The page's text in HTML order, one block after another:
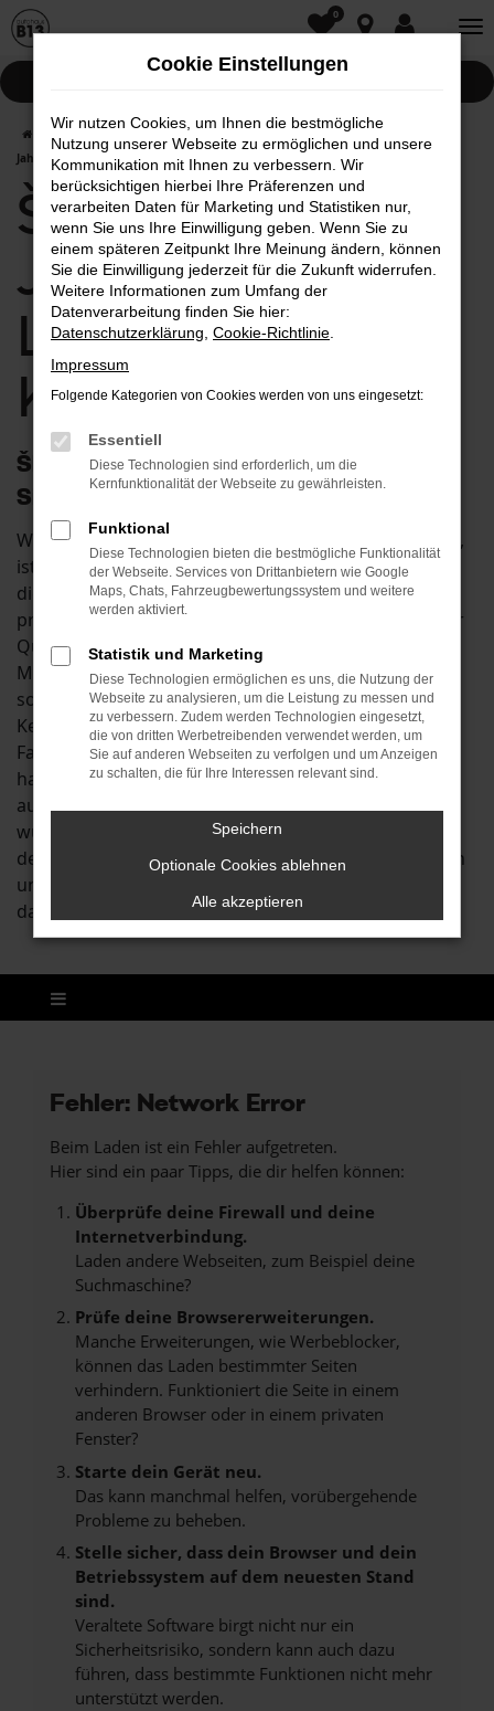
Zum
0
Škoda
Škoda Octavia
Jahreswagen mit Lieferservice nach Kelheim
Škoda Octavia
Jahreswagen mit
Lieferservice nach
Kelheim
Škoda Octavia Jahreswagen: optimieren
Sie Ihre Mobilität in Kelheim
Wenn Sie beim Autokauf mit spitzen Bleistift rechnen,
ist ein Škoda Octavia Jahreswagen für Kelheim genau
die richtige Wahl. Sie verbinden mit einem Kauf die
preislichen Vorteile eines Gebrauchtwagens mit einer
Qualität, die fast der eines Neuwagens entspricht.
Mancherorts werden Škoda Octavia Jahreswagen
sogar als die bessere Wahl für Fahrten in Städten wie
Kelheim angesehen. Der Grund liegt darin, dass die
Fahrzeuge bereits einige Kilometer auf dem Buckel
haben und auf diese Weise Produktionsfehler
ausgeschlossen werden können. Anders formuliert
wurde jeder Škoda Octavia Jahreswagen bereits auf
den Straßen von Kelheim oder anderswo eingefahren
und ist somit bereit für die sofortige Nutzung. Und
dass natürlich ohne Wartezeit.
Fehler: Network Error
Beim Laden ist ein Fehler aufgetreten.
Hier sind ein paar Tipps, die dir helfen können:
Überprüfe deine Firewall und deine
Internetverbindung.
Laden andere Webseiten, zum Beispiel deine
Suchmaschine?
Prüfe deine Browsererweiterungen.
Manche Erweiterungen, wie Werbeblocker,
können das Laden bestimmter Seiten
verhindern. Funktioniert die Seite in einem
anderen Browser oder in einem privaten
Fenster?
Starte dein Gerät neu.
Das kann manchmal helfen, vorübergehende
Probleme zu beheben.
Stelle sicher, dass dein Browser und dein
Betriebssystem auf dem neuesten Stand
sind.
Veraltete Software birgt nicht nur ein
Sicherheitsrisiko, sondern kann auch dazu
führen, dass bestimmte Funktionen nicht mehr
unterstützt werden.
Cookie Einstellungen
Wir nutzen Cookies, um Ihnen die bestmögliche
Nutzung unserer Webseite zu ermöglichen und unsere
Kommunikation mit Ihnen zu verbessern. Wir
berücksichtigen hierbei Ihre Präferenzen und
verarbeiten Daten für Marketing und Statistiken nur,
wenn Sie uns Ihre Einwilligung geben. Wenn Sie zu
einem späteren Zeitpunkt Ihre Meinung ändern, können
Sie die Einwilligung jederzeit für die Zukunft widerrufen.
Weitere Informationen zum Umfang der
Datenverarbeitung finden Sie hier:
Datenschutzerklärung Cookie-Richtlinie
Impressum
Folgende Kategorien von Cookies werden von uns eingesetzt:
Essentiell
Diese Technologien sind erforderlich, um die
Kernfunktionalität der Webseite zu gewährleisten.
Funktional
Diese Technologien bieten die bestmögliche Funktionalität
der Webseite. Services von Drittanbietern wie Google
Maps, Chats, Fahrzeugbewertungssystem und weitere
werden aktiviert.
Statistik und Marketing
Diese Technologien ermöglichen es uns, die Nutzung der
Webseite zu analysieren, um die Leistung zu messen und
zu verbessern. Zudem werden Technologien eingesetzt,
die von dritten Werbetreibenden verwendet werden, um
Sie auf anderen Webseiten zu verfolgen und um Anzeigen
zu schalten, die für Ihre Interessen relevant sind.
Speichern
Optionale Cookies ablehnen
Alle akzeptieren